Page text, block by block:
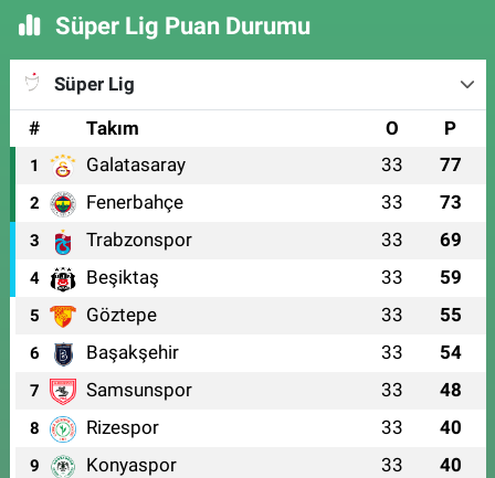
Süper Lig Puan Durumu
Süper Lig
#
Takım O P
1 Galatasaray 33 77
2 Fenerbahçe 33 73
3 Trabzonspor 33 69
4 Beşiktaş 33 59
5 Göztepe 33 55
6 Başakşehir 33 54
7 Samsunspor 33 48
8 Rizespor 33 40
9 Konyaspor 33 40